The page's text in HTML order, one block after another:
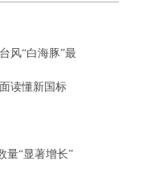
风“白海豚”最
读懂新国标
量“显著增长”